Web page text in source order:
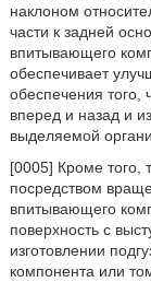
наклоном
части к задней
впитывающего
обеспечивает
обеспечения того,
вперед и назад и
выделяемой
[0005] Кроме того,
посредством
впитывающего
поверхность с
изготовлении
компонента или